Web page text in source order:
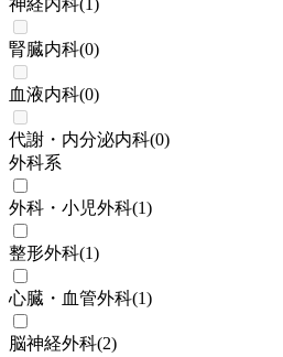
神経内科(1)
腎臓内科(0)
血液内科(0)
代謝・内分泌内科(0)
外科系
外科・小児外科(1)
整形外科(1)
心臓・血管外科(1)
脳神経外科(2)